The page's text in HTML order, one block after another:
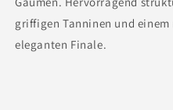
griffigen Tanninen und
eleganten Finale.